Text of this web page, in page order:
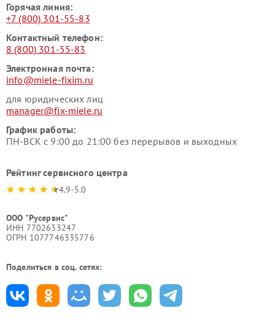
Горячая линия:
+7 (800) 301-55-83
Контактный телефон:
8 (800) 301-55-83
Электронная почта:
info@miele-fixim.ru
для юридических лиц
manager@fix-miele.ru
График работы:
ПН-ВСК с 9:00 до 21:00 без перерывов и выходных
Рейтинг сервисного центра
4.9-5.0
ООО "Русервис"
ИНН 7702633247
ОГРН 1077746335776
Поделиться в соц. сетях: